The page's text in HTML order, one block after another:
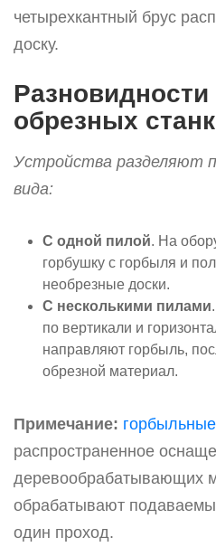
четырехкантный брус
доску.
обрезных
Устройства разделяют
вида:
С одной пилой. На
горбушку с горбыля и
необрезные доски.
С несколькими пилами
по вертикали и
направляют горбыль,
обрезной материал.
Примечание:
распространенное
деревообрабатывающих
обрабатывают
один проход.